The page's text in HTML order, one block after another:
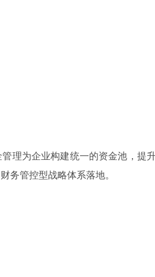
理为企业构建统一的资金池，提
务管控型战略体系落地。